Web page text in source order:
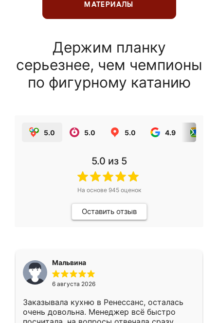
МАТЕРИАЛЫ
Держим планку
серьезнее, чем чемпионы
по фигурному катанию
5.0 5.0 5.0 4.9
5.0 из 5
На основе 945оценок
Оставить отзыв
Мальвина
6 августа 2026
Заказывала кухню в Ренессанс, осталась
очень довольна. Менеджер всё быстро